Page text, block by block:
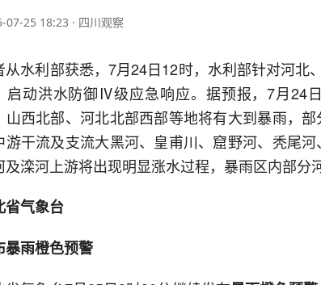
07-25 18:23 · 四川观察
从水利部获悉，7月24日12时，水利部针对河北
启动洪水防御Ⅳ级应急响应。据预报，7月24
山西北部、河北北部西部等地将有大到暴雨，
游干流及支流大黑河、皇甫川、窟野河、秃尾
及滦河上游将出现明显涨水过程，暴雨区内部分
省气象台
暴雨橙色预警